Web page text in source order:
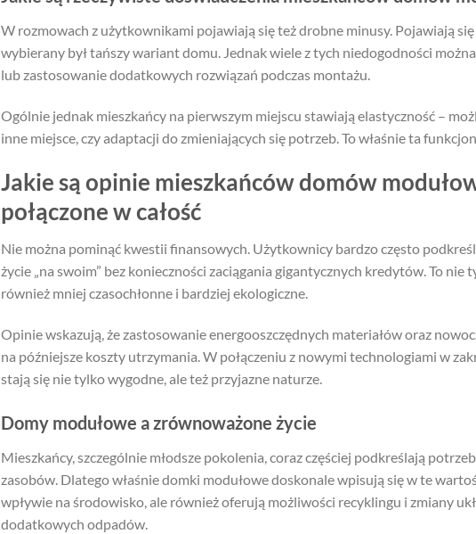
W rozmowach z użytkownikami pojawiają się też drobne minusy. Pojawiają się
wybierany był tańszy wariant domu. Jednak wiele z tych niedogodności
lub zastosowanie dodatkowych rozwiązań podczas montażu.
Ogólnie jednak mieszkańcy na pierwszym miejscu stawiają elastyczność –
inne miejsce, czy adaptacji do zmieniających się potrzeb. To właśnie ta
Jakie są opinie mieszkańców domów
połączone w całość
Nie można pominąć kwestii finansowych. Użytkownicy bardzo często
życie „na swoim” bez konieczności zaciągania gigantycznych kredytów. To
również mniej czasochłonne i bardziej ekologiczne.
Opinie wskazują, że zastosowanie energooszczędnych materiałów oraz
na późniejsze koszty utrzymania. W połączeniu z nowymi technologiami w
stają się nie tylko wygodne, ale też przyjazne naturze.
Domy modułowe a zrównoważone życie
Mieszkańcy, szczególnie młodsze pokolenia, coraz częściej podkreślają
zasobów. Dlatego właśnie domki modułowe doskonale wpisują się w te
wpływie na środowisko, ale również oferują możliwości recyklingu i zmiany
dodatkowych odpadów.